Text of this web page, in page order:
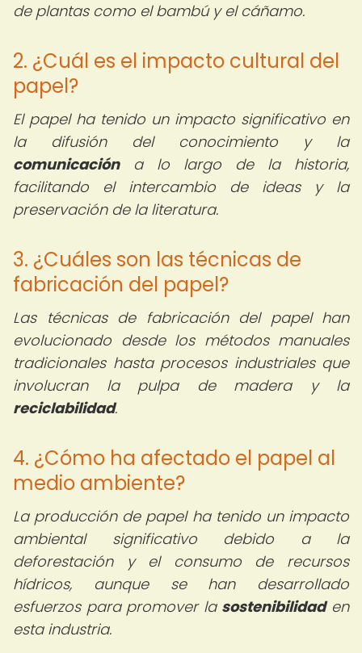
de plantas como el bambú y el cáñamo.
2. ¿Cuál es el impacto cultural del
papel?
El papel ha tenido un impacto significativo en
la difusión del conocimiento y la
comunicacióna lo largo de la historia,
facilitando el intercambio de ideas y la
preservación de la literatura.
3. ¿Cuáles son las técnicas de
fabricación del papel?
Las técnicas de fabricación del papel han
evolucionado desde los métodos manuales
tradicionales hasta procesos industriales que
involucran la pulpa de madera y la
reciclabilidad.
4. ¿Cómo ha afectado el papel al
medio ambiente?
La producción de papel ha tenido un impacto
ambiental significativo debido a la
deforestación y el consumo de recursos
hídricos, aunque se han desarrollado
esfuerzos para promover la sostenibilidaden
esta industria.